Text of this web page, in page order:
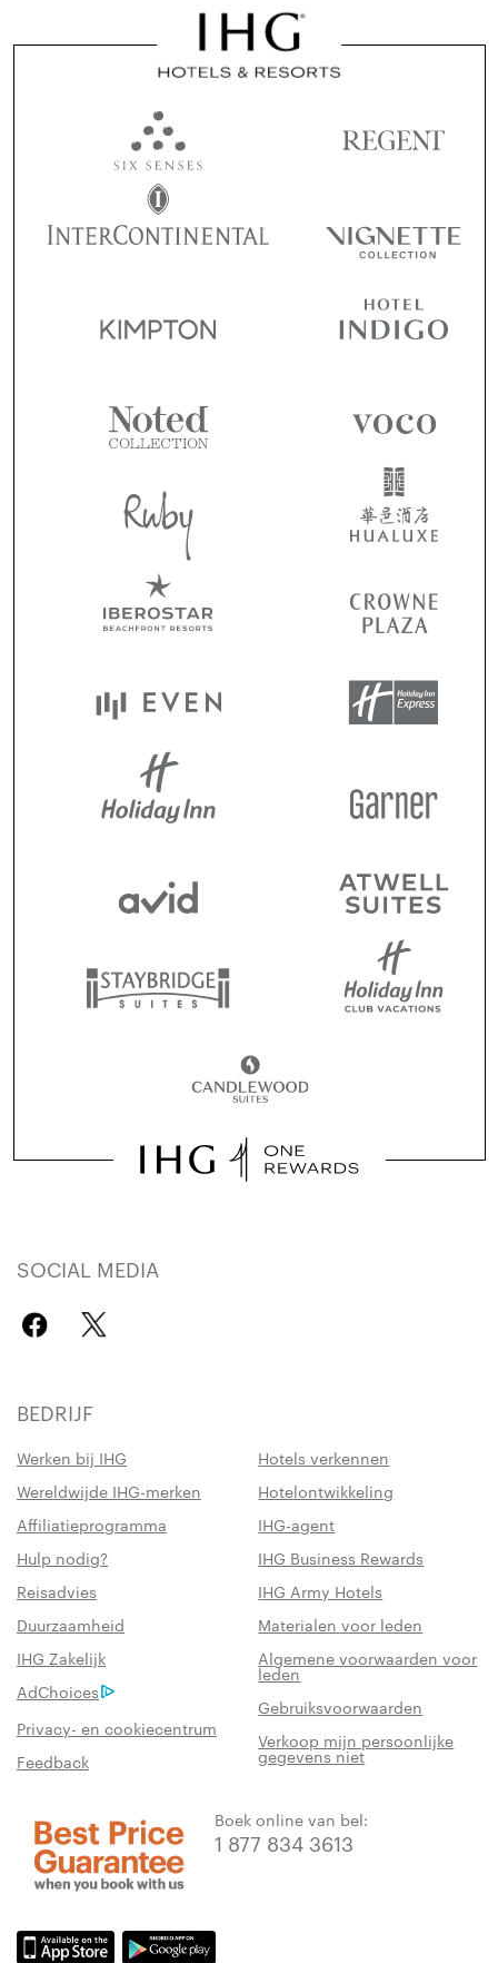
SOCIAL MEDIA
BEDRIJF
Werken bij IHG
Hotels verkennen
Wereldwijde IHG-merken
Hotelontwikkeling
Affiliatieprogramma
IHG-agent
Hulp nodig?
IHG Business Rewards
Reisadvies
IHG Army Hotels
Duurzaamheid
Materialen voor leden
IHG Zakelijk
Algemene voorwaarden voor
leden
AdChoices
Gebruiksvoorwaarden
Privacy- en cookiecentrum
Verkoop mijn persoonlijke
gegevens niet
Feedback
Boek online van bel:
1 877 834 3613